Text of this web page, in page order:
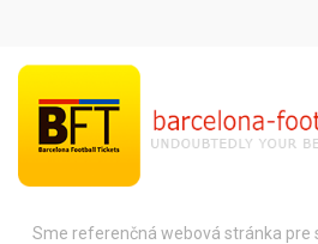
Sme referenčná webová stránka pre